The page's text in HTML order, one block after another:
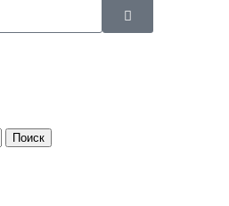
Поиск